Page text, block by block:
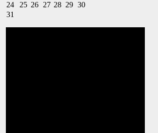
24
25 26 27 28 29 30
31